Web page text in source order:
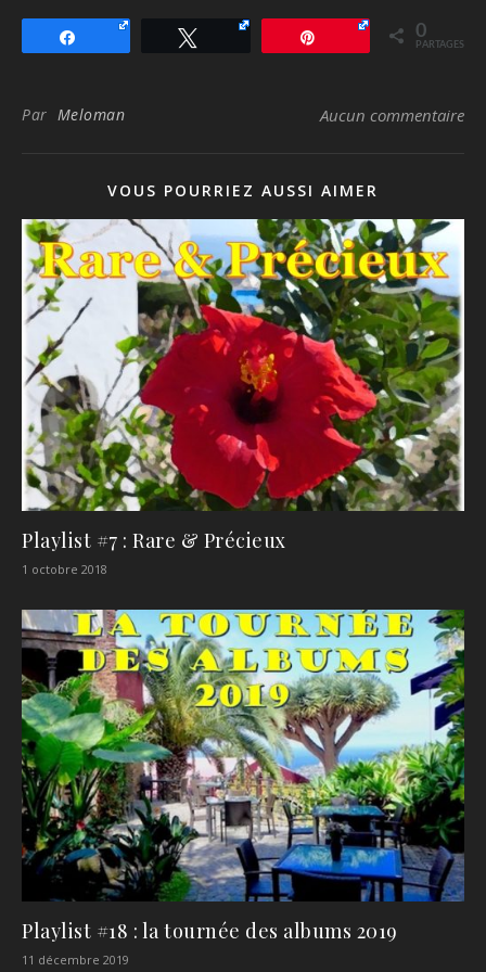
0
PARTAGES
Par Meloman Aucun commentaire
VOUS POURRIEZ AUSSI AIMER
Playlist #7 : Rare & Précieux
1 octobre 2018
Playlist #18 : la tournée des albums 2019
11 décembre 2019